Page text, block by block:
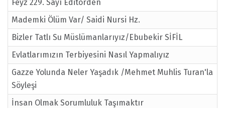
Feyz 229. Sayı Editörden
Mademki Ölüm Var/ Saidi Nursi Hz.
Bizler Tatlı Su Müslümanlarıyız/Ebubekir SİFİL
Evlatlarımızın Terbiyesini Nasıl Yapmalıyız
Gazze Yolunda Neler Yaşadık /Mehmet Muhlis Turan'la
Söyleşi
İnsan Olmak Sorumluluk Taşımaktır